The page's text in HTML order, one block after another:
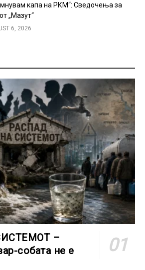
капа на РКМ“: Сведочења за
„Мазут“
6, 2026
–
собата не е